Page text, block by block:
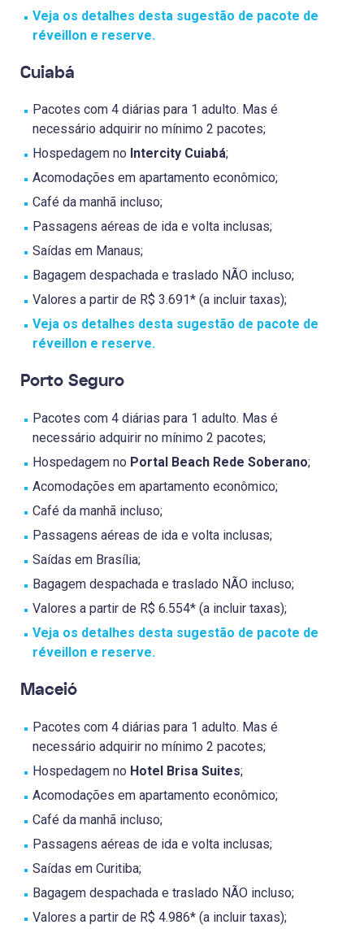
Veja os detalhes desta sugestão de pacote de
réveillon e reserve.
Cuiabá
Pacotes com 4 diárias para 1 adulto. Mas é
necessário adquirir no mínimo 2 pacotes;
Hospedagem no Intercity Cuiabá;
Acomodações em apartamento econômico;
Café da manhã incluso;
Passagens aéreas de ida e volta inclusas;
Saídas em Manaus;
Bagagem despachada e traslado NÃO incluso;
Valores a partir de R$ 3.691* (a incluir taxas);
Veja os detalhes desta sugestão de pacote de
réveillon e reserve.
Porto Seguro
Pacotes com 4 diárias para 1 adulto. Mas é
necessário adquirir no mínimo 2 pacotes;
Hospedagem no Portal Beach Rede Soberano;
Acomodações em apartamento econômico;
Café da manhã incluso;
Passagens aéreas de ida e volta inclusas;
Saídas em Brasília;
Bagagem despachada e traslado NÃO incluso;
Valores a partir de R$ 6.554* (a incluir taxas);
Veja os detalhes desta sugestão de pacote de
réveillon e reserve.
Maceió
Pacotes com 4 diárias para 1 adulto. Mas é
necessário adquirir no mínimo 2 pacotes;
Hospedagem no Hotel Brisa Suites;
Acomodações em apartamento econômico;
Café da manhã incluso;
Passagens aéreas de ida e volta inclusas;
Saídas em Curitiba;
Bagagem despachada e traslado NÃO incluso;
Valores a partir de R$ 4.986* (a incluir taxas);